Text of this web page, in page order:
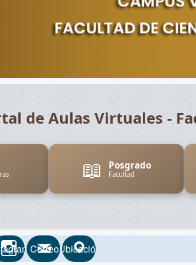
de Aulas Virtuales -
📖 Posgrado
Facultad
CorreoUbicación